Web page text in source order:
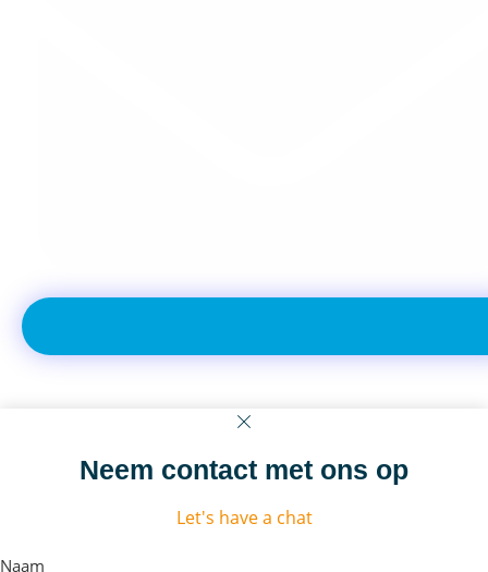
Neem contact met ons op
Let's have a chat
Naam